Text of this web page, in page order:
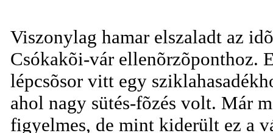
Viszonylag hamar elszaladt az
Csókakõi-vár ellenõrzõponthoz.
lépcsõsor vitt egy
ahol nagy sütés-fõzés volt. Már
figyelmes, de mint kiderült ez a